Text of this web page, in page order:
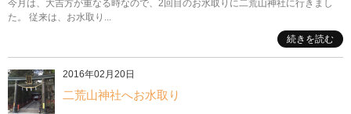
今月は、大吉方が重なる時なので、2回目のお水取りに二荒山神社に行きまし
た。 従来は、お水取り...
続きを読む
2016年02月20日
二荒山神社へお水取り